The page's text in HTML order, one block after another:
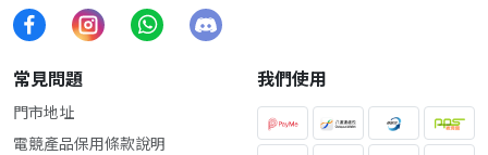
常見問題
門市地址
電競產品保用條款說明
我們使用